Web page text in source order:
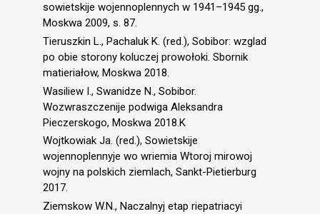
sowietskije wojennoplennych w 1941–1945 gg.,
Moskwa 2009, s. 87.
Tieruszkin L., Pachaluk K. (red.), Sobibor: wzglad
po obie storony koluczej prowołoki. Sbornik
matieriałow, Moskwa 2018.
Wasiliew I., Swanidze N., Sobibor.
Wozwraszczenije podwiga Aleksandra
Pieczerskogo, Moskwa 2018.K
Wojtkowiak Ja. (red.), Sowietskije
wojennoplennyje wo wriemia Wtoroj mirowoj
wojny na polskich ziemlach, Sankt-Pietierburg
2017.
Ziemskow W.N., Naczalnyj etap riepatriacyi